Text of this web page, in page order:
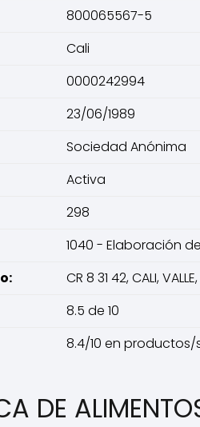
800065567-5
Cali
0000242994
23/06/1989
Sociedad Anónima
Activa
298
1040 - Elaboración
CR 8 31 42, CALI,
8.5 de 10
8.4/10 en productos/